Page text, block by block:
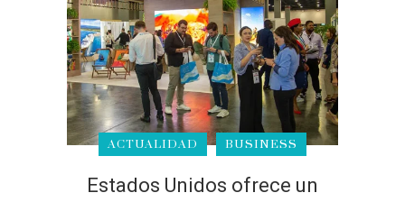
ACTUALIDAD BUSINESS
Estados Unidos ofrece un